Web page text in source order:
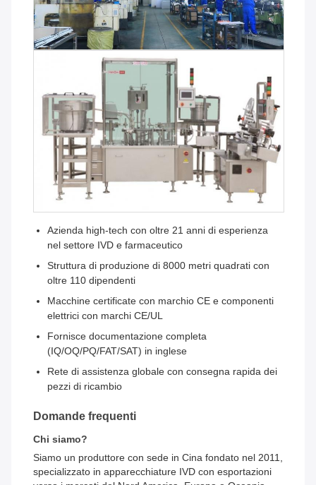
Azienda high-tech con oltre 21 anni di esperienza
nel settore IVD e farmaceutico
Struttura di produzione di 8000 metri quadrati con
oltre 110 dipendenti
Macchine certificate con marchio CE e componenti
elettrici con marchi CE/UL
Fornisce documentazione completa
(IQ/OQ/PQ/FAT/SAT) in inglese
Rete di assistenza globale con consegna rapida dei
pezzi di ricambio
Domande frequenti
Chi siamo?
Siamo un produttore con sede in Cina fondato nel 2011,
specializzato in apparecchiature IVD con esportazioni